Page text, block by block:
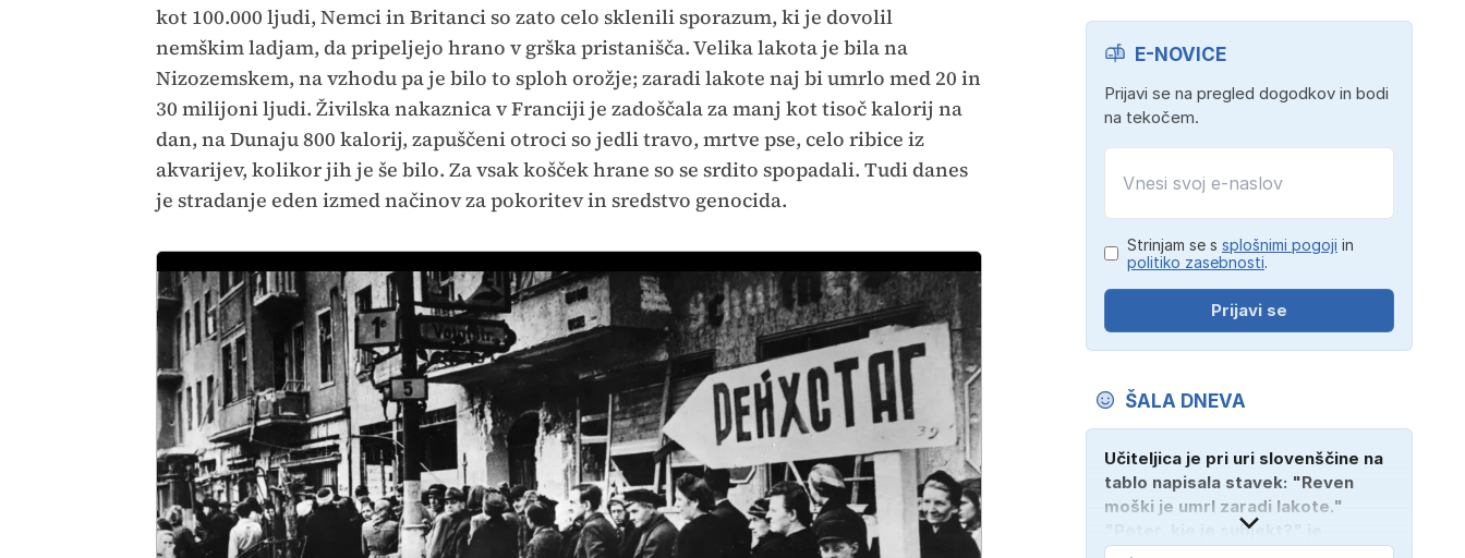
kot 100.000 ljudi, Nemci in Britanci so zato celo sklenili sporazum, ki je dovolil
nemškim ladjam, da pripeljejo hrano v grška pristanišča. Velika lakota je bila na
Nizozemskem, na vzhodu pa je bilo to sploh orožje; zaradi lakote naj bi umrlo med 20 in
30 milijoni ljudi. Živilska nakaznica v Franciji je zadoščala za manj kot tisoč kalorij na
dan, na Dunaju 800 kalorij, zapuščeni otroci so jedli travo, mrtve pse, celo ribice iz
akvarijev, kolikor jih je še bilo. Za vsak košček hrane so se srdito spopadali. Tudi danes
je stradanje eden izmed načinov za pokoritev in sredstvo genocida.
E-NOVICE
Prijavi se na pregled dogodkov in bodi
na tekočem.
Strinjam se s splošnimi pogoji in
politiko zasebnosti.
Prijavi se
ŠALA DNEVA
Učiteljica je pri uri slovenščine na
tablo napisala stavek: "Reven
moški je umrl zaradi lakote."
"Peter, kje je subjekt?" je